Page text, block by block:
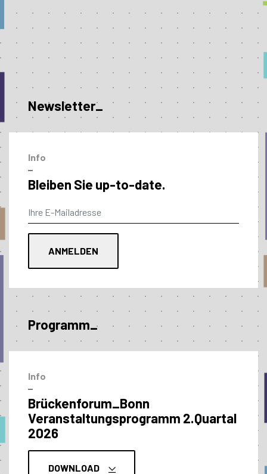
Newsletter_
Info
–
Bleiben Sie up-to-date.
Programm_
Info
–
Brückenforum_Bonn
Veranstaltungs­programm 2.Quartal
2026
DOWNLOAD